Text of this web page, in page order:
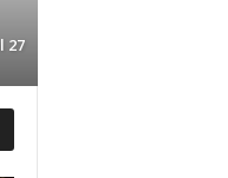
27